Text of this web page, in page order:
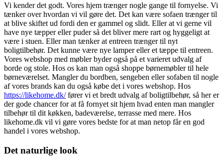
Vi kender det godt. Vores hjem trænger nogle gange til fornyelse. Vi
tænker over hvordan vi vil gøre det. Det kan være sofaen trænger til
at blive skiftet ud fordi den er gammel og slidt. Eller at vi gerne vil
have nye tæpper eller puder så det bliver mere rart og hyggeligt at
være i stuen. Eller man tænker at entreen trænger til nyt
boligtilbehør. Det kunne være nye lamper eller et tæppe til entreen.
Vores webshop med møbler byder også på et varieret udvalg af
borde og stole. Hos os kan man også shoppe børnemøbler til hele
børneværelset. Mangler du bordben, sengeben eller sofaben til nogle
af vores brands kan du også købe det i vores webshop. Hos
https://likehome.dk/fører vi et bredt udvalg af boligtilbehør, så her er
der gode chancer for at få fornyet sit hjem hvad enten man mangler
tilbehør til dit køkken, badeværelse, terrasse med mere. Hos
likehome.dk vil vi gøre vores bedste for at man netop får en god
handel i vores webshop.
Det naturlige look